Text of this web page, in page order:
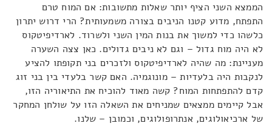
הממצא השני הציף יותר שאלות מתשובות: אם המוח טרם
התפתח, מדוע קטנו הניבים בצורה משמעותית? הרי דרוש יתרון
כלשהו כדי למשוך את בנות המין השני ולשרוד. לארדיפיטקוס
לא היה מוח גדול – וגם לא ניבים גדולים. כאן צצה השערה
מעניינת: מה שהיה לארדיפיטקוס ולזכרים בני תקופתו להציע
לנקבות היה בלעדיות – מונוגמיה. האם קשר בלעדי בין בני זוג
קדם להתפתחות המוח? קשה מאוד להוכיח את התיאוריה הזו,
אבל קיימים ממצאים שמניחים את השאלה הזו על שולחן המחקר
של ארכיאולוגים, אנתרופולוגים, וכמובן – שלנו.